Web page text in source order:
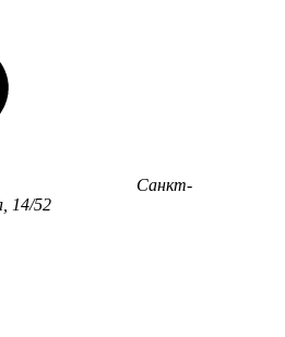
Санкт-
14/52